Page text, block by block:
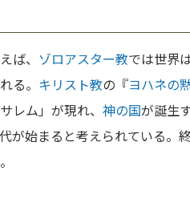
ば、 ゾロアスター教では世界
る。 キリスト教の『ヨハネの
レム」が現れ、 神の国が誕生
が始まると考えられている。